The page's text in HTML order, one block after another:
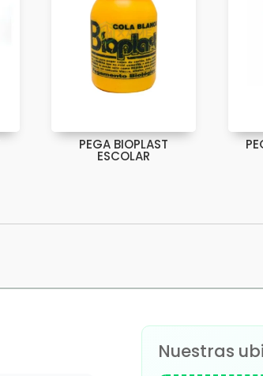
PEGA BIOPLAST
ESCOLAR
Nuestras